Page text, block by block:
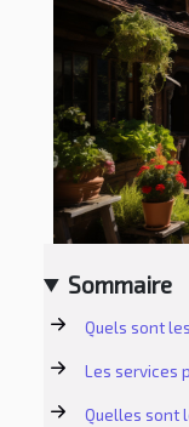
Sommaire
Quels sont
Les services
Quelles sont